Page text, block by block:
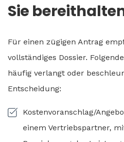
Sie
Für einen zügigen Antrag
vollständiges Dossier.
häufig verlangt oder
Entscheidung:
Kostenvoranschlag/
einem Vertriebspartner,